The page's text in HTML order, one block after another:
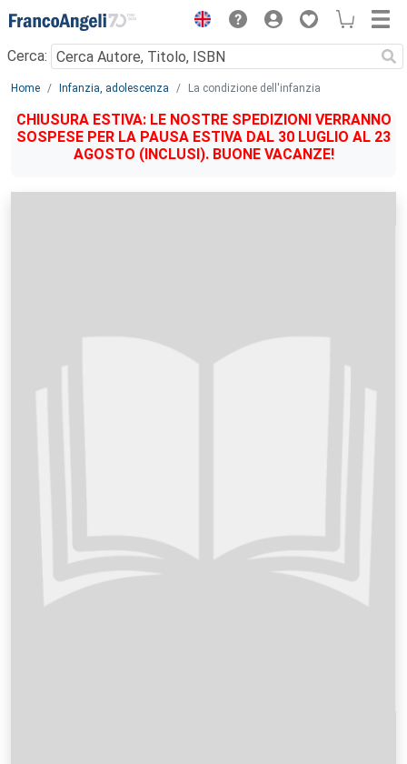
Menu
Cerca:
Main content
Home Infanzia, adolescenza La condizione dell'infanzia
CHIUSURA ESTIVA: LE NOSTRE SPEDIZIONI VERRANNO
SOSPESE PER LA PAUSA ESTIVA DAL 30 LUGLIO AL 23
AGOSTO (INCLUSI). BUONE VACANZE!